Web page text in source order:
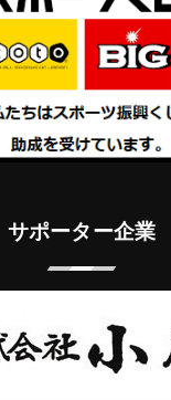
サポーター企業